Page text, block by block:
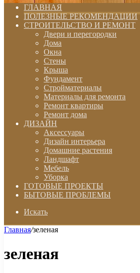
ГЛАВНАЯ
ПОЛЕЗНЫЕ РЕКОМЕНДАЦИИ
СТРОИТЕЛЬСТВО И РЕМОНТ
Двери и перегородки
Дома
Окна
Стены
Крыша
Фундамент
Стройматериалы
Материалы для ремонта
Ремонт квартиры
Ремонт дома
ДИЗАЙН
Аксессуары
Дизайн интерьера
Домашние растения
Ландшафт
Мебель
Уборка
ГОТОВЫЕ ПРОЕКТЫ
БЫТОВЫЕ ПРОБЛЕМЫ
Искать
Главная/зеленая
зеленая